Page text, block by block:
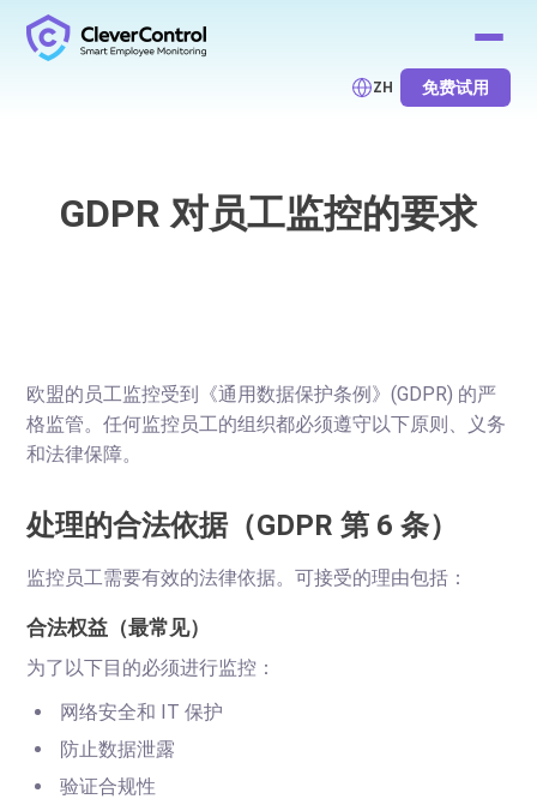
ZH 免费试用
GDPR 对员工监控的要求
欧盟的员工监控受到《通用数据保护条例》(GDPR) 的严
格监管。任何监控员工的组织都必须遵守以下原则、义务
和法律保障。
处理的合法依据（GDPR 第 6 条）
监控员工需要有效的法律依据。可接受的理由包括：
合法权益（最常见）
为了以下目的必须进行监控：
网络安全和 IT 保护
防止数据泄露
验证合规性